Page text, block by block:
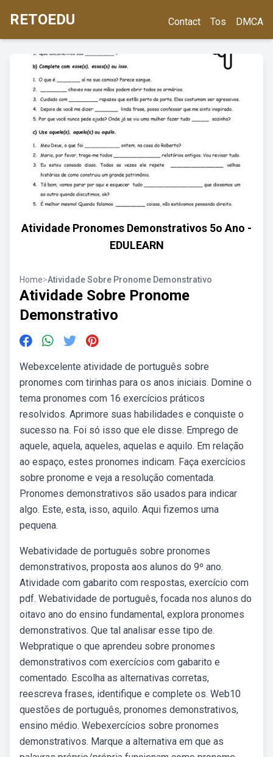
RETOEDU Contact Tos DMCA
Atividade Pronomes Demonstrativos 5o Ano -
EDULEARN
Home>Atividade Sobre Pronome Demonstrativo
Atividade Sobre Pronome
Demonstrativo
Webexcelente atividade de português sobre
pronomes com tirinhas para os anos iniciais. Domine o
tema pronomes com 16 exercícios práticos
resolvidos. Aprimore suas habilidades e conquiste o
sucesso na. Foi só isso que ele disse. Emprego de
aquele, aquela, aqueles, aquelas e aquilo. Em relação
ao espaço, estes pronomes indicam. Faça exercícios
sobre pronome e veja a resolução comentada.
Pronomes demonstrativos são usados para indicar
algo. Este, esta, isso, aquilo. Aqui fizemos uma
pequena.
Webatividade de português sobre pronomes
demonstrativos, proposta aos alunos do 9º ano.
Atividade com gabarito com respostas, exercício com
pdf. Webatividade de português, focada nos alunos do
oitavo ano do ensino fundamental, explora pronomes
demonstrativos. Que tal analisar esse tipo de.
Webpratique o que aprendeu sobre pronomes
demonstrativos com exercícios com gabarito e
comentado. Escolha as alternativas corretas,
reescreva frases, identifique e complete os. Web10
questões de português, pronomes demonstrativos,
ensino médio. Webexercícios sobre pronomes
demonstrativos. Marque a alternativa em que as